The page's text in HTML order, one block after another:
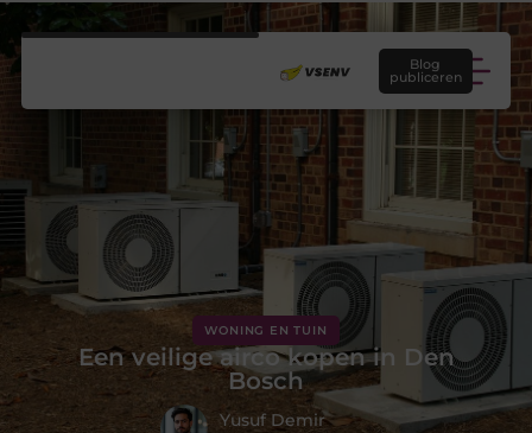
Blog
publiceren
WONING EN TUIN
Een veilige airco kopen in Den
Bosch
Yusuf Demir